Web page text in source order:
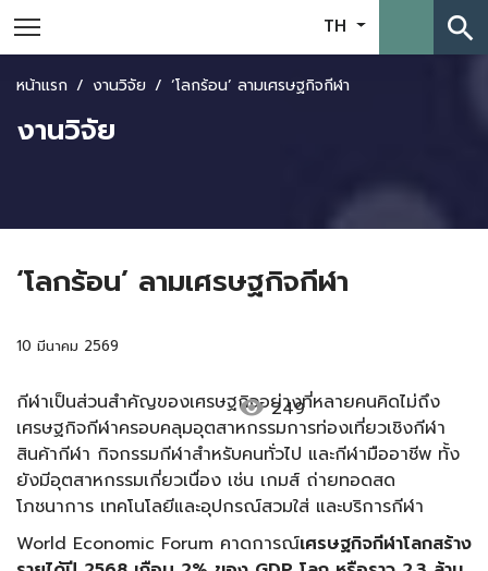
TH search
หน้าแรก งานวิจัย ‘โลกร้อน’ ลามเศรษฐกิจกีฬา
งานวิจัย
‘โลกร้อน’ ลามเศรษฐกิจกีฬา
10 มีนาคม 2569
visibility249
กีฬาเป็นส่วนสำคัญของเศรษฐกิจอย่างที่หลายคนคิดไม่ถึง
เศรษฐกิจกีฬาครอบคลุมอุตสาหกรรมการท่องเที่ยวเชิงกีฬา
สินค้ากีฬา กิจกรรมกีฬาสำหรับคนทั่วไป และกีฬามืออาชีพ ทั้ง
ยังมีอุตสาหกรรมเกี่ยวเนื่อง เช่น เกมส์ ถ่ายทอดสด
โภชนาการ เทคโนโลยีและอุปกรณ์สวมใส่ และบริการกีฬา
World Economic Forum คาดการณ์เศรษฐกิจกีฬาโลกสร้าง